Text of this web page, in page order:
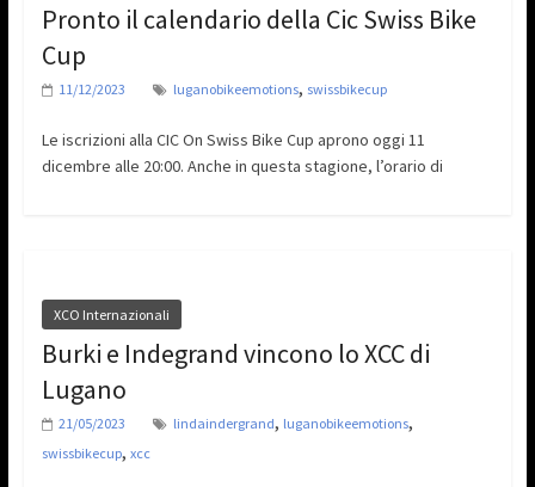
Pronto il calendario della Cic Swiss Bike
Cup
11/12/2023 luganobikeemotions, swissbikecup
Le iscrizioni alla CIC On Swiss Bike Cup aprono oggi 11
dicembre alle 20:00. Anche in questa stagione, l’orario di
XCO Internazionali
Burki e Indegrand vincono lo XCC di
Lugano
21/05/2023 lindaindergrand, luganobikeemotions,
swissbikecup, xcc